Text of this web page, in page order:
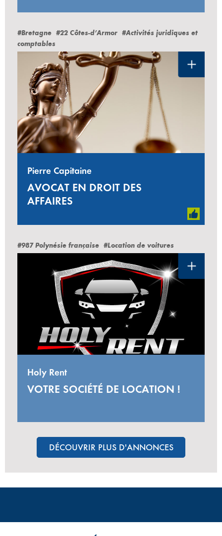
#Bretagne #22 Côtes-d’Armor #Activités juridiques et
comptables
Pierre Capitaine
AVOCAT EN DROIT DES
AFFAIRES
#987 Polynésie française #Location de voitures
Holy Rent
VOTRE SOCIÉTÉ DE LOCATION !
DÉCOUVRIR PLUS D'ANNONCES